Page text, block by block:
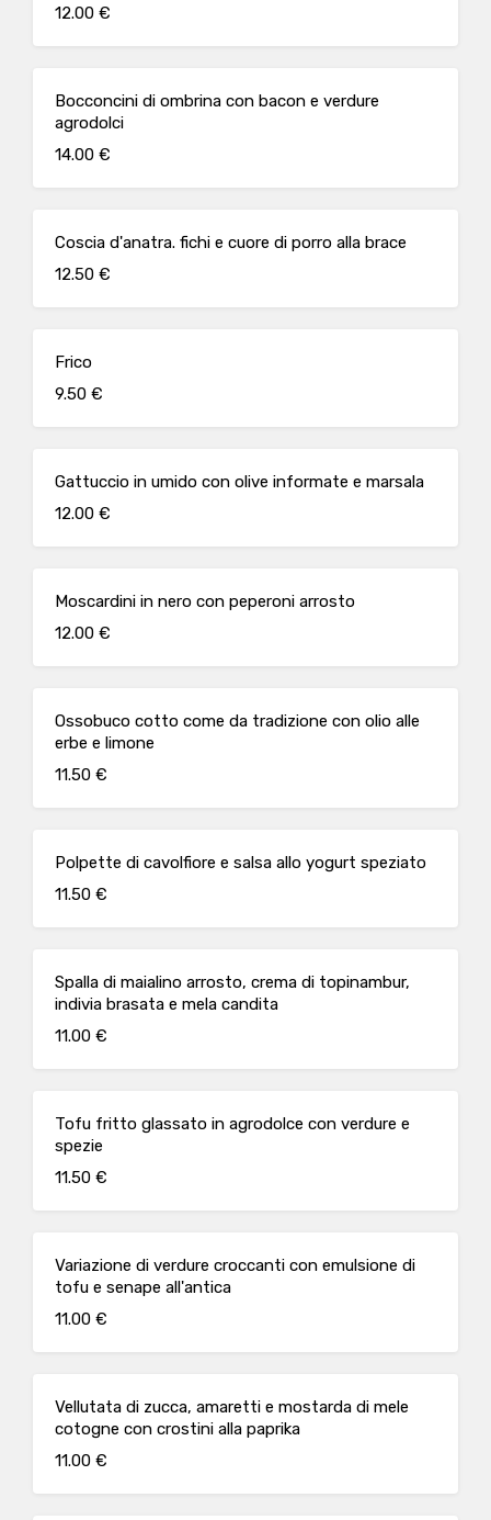
12.00 €
Bocconcini di ombrina con bacon e verdure
agrodolci
14.00 €
Coscia d'anatra. fichi e cuore di porro alla brace
12.50 €
Frico
9.50 €
Gattuccio in umido con olive informate e marsala
12.00 €
Moscardini in nero con peperoni arrosto
12.00 €
Ossobuco cotto come da tradizione con olio alle
erbe e limone
11.50 €
Polpette di cavolfiore e salsa allo yogurt speziato
11.50 €
Spalla di maialino arrosto, crema di topinambur,
indivia brasata e mela candita
11.00 €
Tofu fritto glassato in agrodolce con verdure e
spezie
11.50 €
Variazione di verdure croccanti con emulsione di
tofu e senape all'antica
11.00 €
Vellutata di zucca, amaretti e mostarda di mele
cotogne con crostini alla paprika
11.00 €